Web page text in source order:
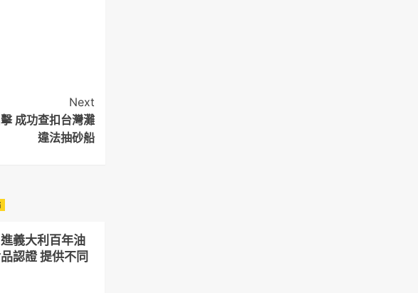
Next
成功查扣台灣灘
違法抽砂船
義大利百年油
認證 提供不同